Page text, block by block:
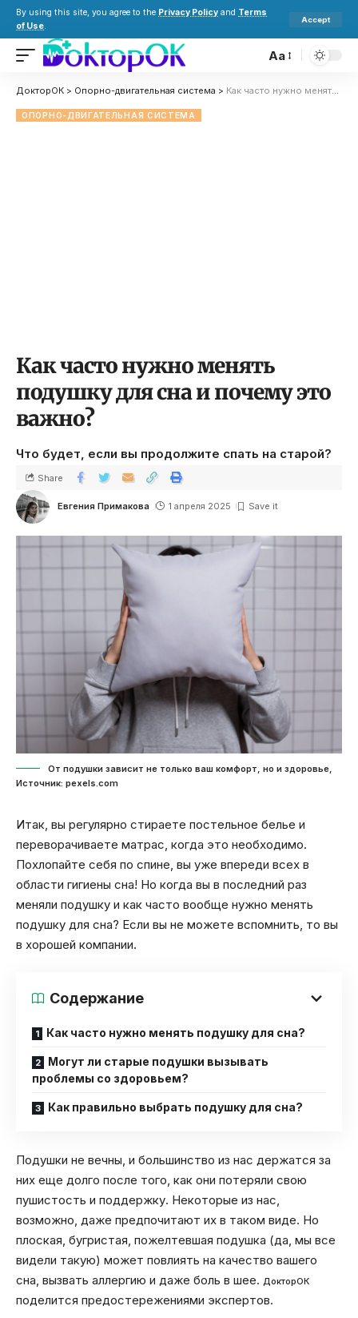
By using this site, you agree to the Privacy Policy and Terms
of Use.
Accept
Aa
ДокторОК > Опорно-двигательная система > Как часто нужно менять подушку для сна и почему это важно?
ОПОРНО-ДВИГАТЕЛЬНАЯ СИСТЕМА
Как часто нужно менять
подушку для сна и почему это
важно?
Что будет, если вы продолжите спать на старой?
Евгения Примакова 1 апреля 2025
Share
От подушки зависит не только ваш комфорт, но и здоровье,
Источник: pexels.com
Итак, вы регулярно стираете постельное белье и
переворачиваете матрас, когда это необходимо.
Похлопайте себя по спине, вы уже впереди всех в
области гигиены сна! Но когда вы в последний раз
меняли подушку и как часто вообще нужно менять
подушку для сна? Если вы не можете вспомнить, то вы
в хорошей компании.
Содержание
Как часто нужно менять подушку для сна?
Могут ли старые подушки вызывать
проблемы со здоровьем?
Как правильно выбрать подушку для сна?
Подушки не вечны, и большинство из нас держатся за
них еще долго после того, как они потеряли свою
пушистость и поддержку. Некоторые из нас,
возможно, даже предпочитают их в таком виде. Но
плоская, бугристая, пожелтевшая подушка (да, мы все
видели такую) может повлиять на качество вашего
сна, вызвать аллергию и даже боль в шее. ДокторОК
поделится предостережениями экспертов.